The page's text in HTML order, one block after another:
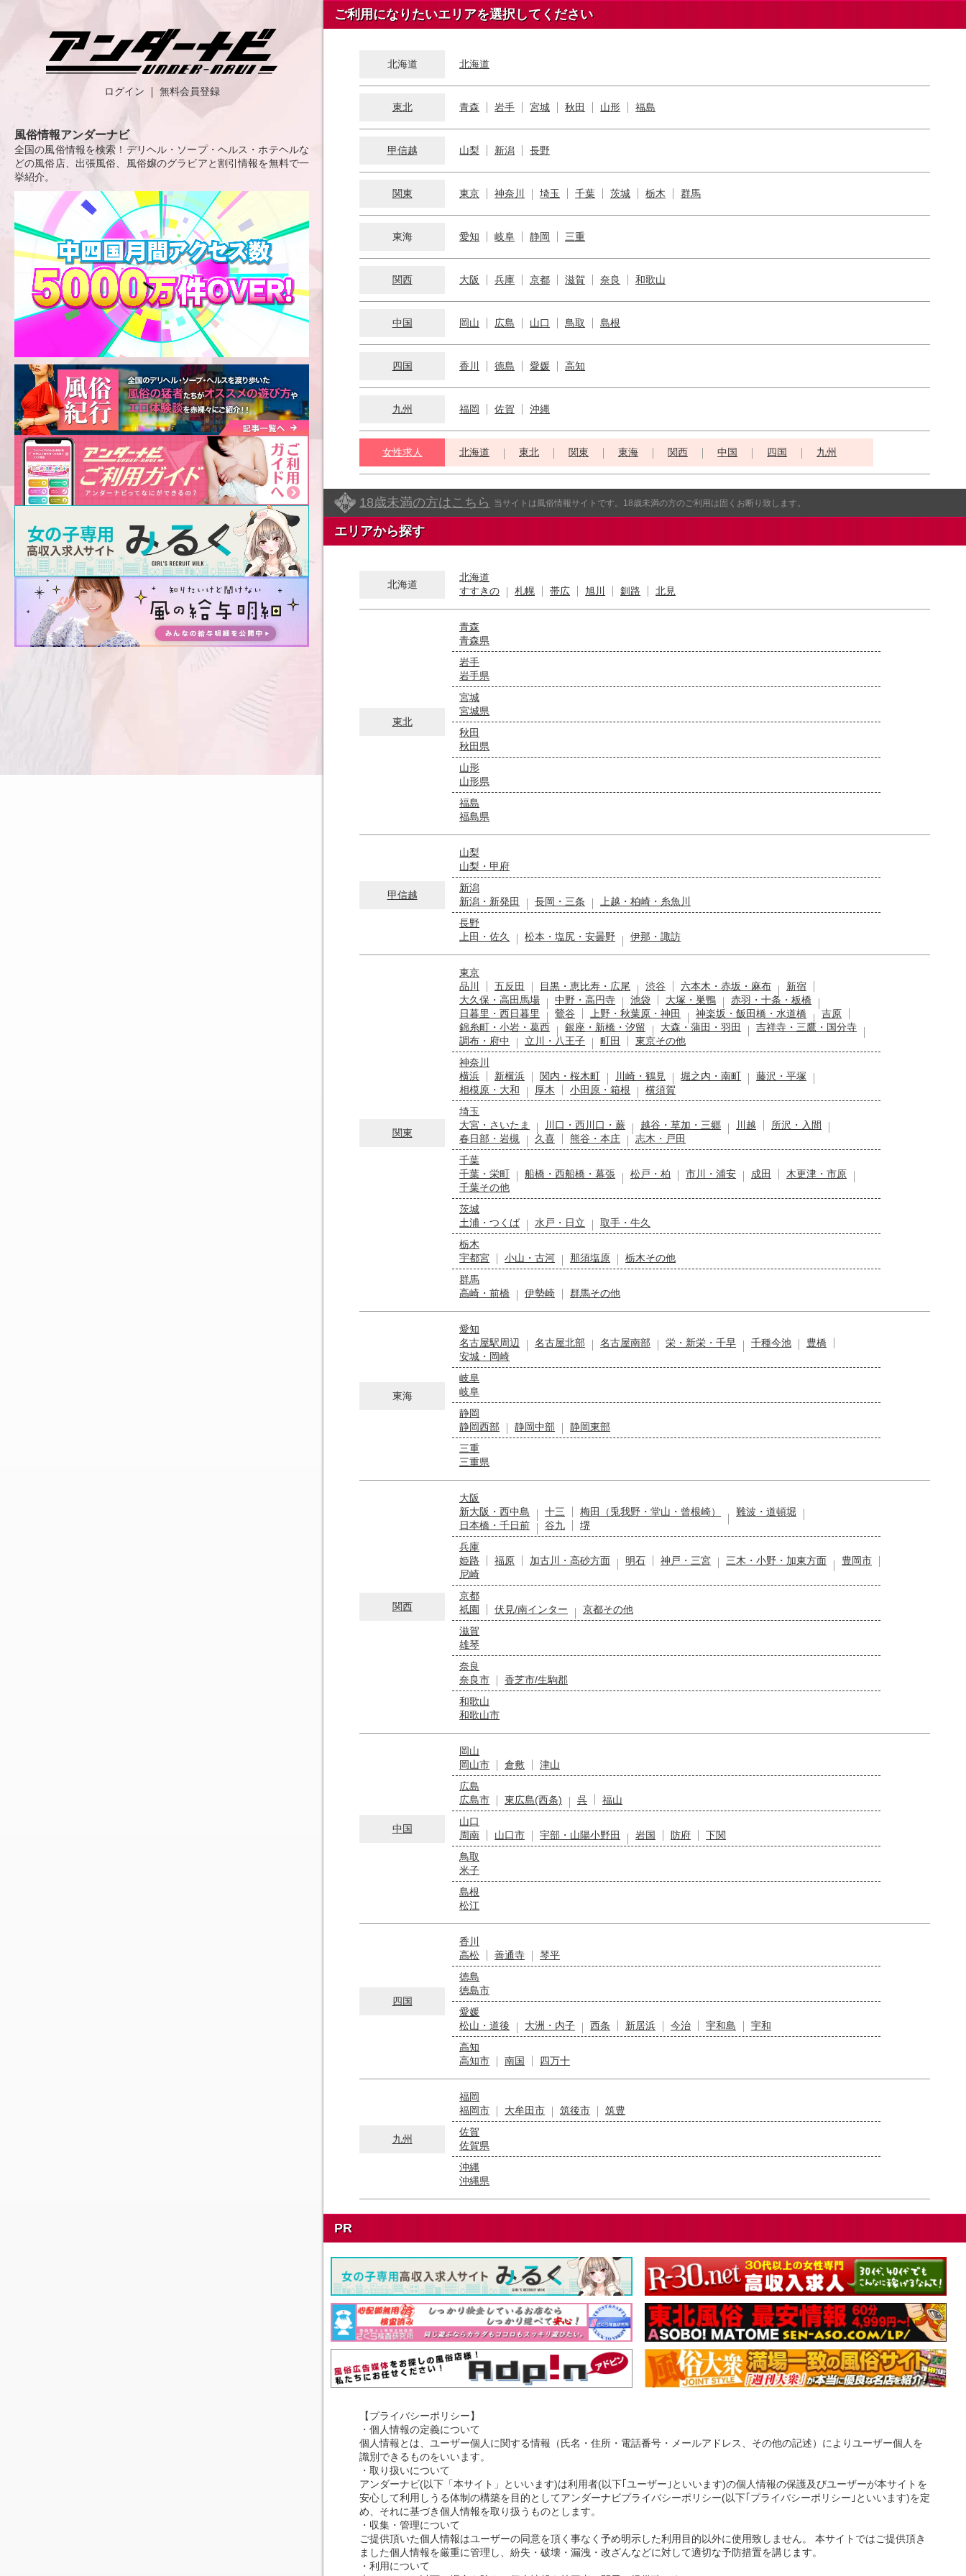
ログイン 無料会員登録
風俗情報アンダーナビ
全国の風俗情報を検索！デリヘル・ソープ・ヘルス・ホテヘルな
どの風俗店、出張風俗、風俗嬢のグラビアと割引情報を無料で一
挙紹介。
ご利用になりたいエリアを選択してください
北海道 北海道
東北 青森 岩手 宮城 秋田 山形 福島
甲信越 山梨 新潟 長野
関東 東京 神奈川 埼玉 千葉 茨城 栃木 群馬
東海 愛知 岐阜 静岡 三重
関西 大阪 兵庫 京都 滋賀 奈良 和歌山
中国 岡山 広島 山口 鳥取 島根
四国 香川 徳島 愛媛 高知
九州 福岡 佐賀 沖縄
女性求人 北海道 東北 関東 東海 関西 中国 四国 九州
18歳未満の方はこちら 当サイトは風俗情報サイトです。18歳未満の方のご利用は固くお断り致します。
エリアから探す
北海道
北海道
すすきの
札幌 帯広 旭川 釧路 北見
東北
青森
青森県
岩手
岩手県
宮城
宮城県
秋田
秋田県
山形
山形県
福島
福島県
甲信越
山梨
山梨・甲府
新潟
新潟・新発田
長岡・三条
上越・柏崎・糸魚川
長野
上田・佐久
松本・塩尻・安曇野 伊那・諏訪
関東
東京
品川
五反田 目黒・恵比寿・広尾 渋谷 六本木・赤坂・麻布
新宿
大久保・高田馬場
中野・高円寺 池袋 大塚・巣鴨
赤羽・十条・板橋
日暮里・西日暮里
鶯谷 上野・秋葉原・神田 神楽坂・飯田橋・水道橋
吉原
錦糸町・小岩・葛西
銀座・新橋・汐留 大森・蒲田・羽田
吉祥寺・三鷹・国分寺
調布・府中
立川・八王子 町田
東京その他
神奈川
横浜
新横浜 関内・桜木町 川崎・鶴見 堀之内・南町
藤沢・平塚
相模原・大和
厚木 小田原・箱根
横須賀
埼玉
大宮・さいたま
川口・西川口・蕨 越谷・草加・三郷 川越
所沢・入間
春日部・岩槻
久喜 熊谷・本庄
志木・戸田
千葉
千葉・栄町
船橋・西船橋・幕張 松戸・柏 市川・浦安 成田
木更津・市原
千葉その他
茨城
土浦・つくば
水戸・日立
取手・牛久
栃木
宇都宮
小山・古河 那須塩原
栃木その他
群馬
高崎・前橋
伊勢崎 群馬その他
東海
愛知
名古屋駅周辺
名古屋北部 名古屋南部 栄・新栄・千早 千種今池
豊橋
安城・岡崎
岐阜
岐阜
静岡
静岡西部
静岡中部
静岡東部
三重
三重県
関西
大阪
新大阪・西中島
十三 梅田（兎我野・堂山・曾根崎）
難波・道頓堀
日本橋・千日前
谷九
堺
兵庫
姫路
福原 加古川・高砂方面 明石 神戸・三宮 三木・小野・加東方面
豊岡市
尼崎
京都
祇園
伏見/南インター
京都その他
滋賀
雄琴
奈良
奈良市
香芝市/生駒郡
和歌山
和歌山市
中国
岡山
岡山市
倉敷
津山
広島
広島市
東広島(西条) 呉
福山
山口
周南
山口市 宇部・山陽小野田 岩国 防府
下関
鳥取
米子
島根
松江
四国
香川
高松
善通寺
琴平
徳島
徳島市
愛媛
松山・道後
大洲・内子 西条 新居浜 今治 宇和島
宇和
高知
高知市
南国 四万十
九州
福岡
福岡市
大牟田市 筑後市
筑豊
佐賀
佐賀県
沖縄
沖縄県
PR
【プライバシーポリシー】
・個人情報の定義について
個人情報とは、ユーザー個人に関する情報（氏名・住所・電話番号・メールアドレス、その他の記述）によりユーザー個人を
識別できるものをいいます。
・取り扱いについて
アンダーナビ(以下「本サイト」といいます)は利用者(以下｢ユーザー｣といいます)の個人情報の保護及びユーザーが本サイトを
安心して利用しうる体制の構築を目的としてアンダーナビプライバシーポリシー(以下｢プライバシーポリシー｣といいます)を定
め、それに基づき個人情報を取り扱うものとします。
・収集・管理について
ご提供頂いた個人情報はユーザーの同意を頂く事なく予め明示した利用目的以外に使用致しません。 本サイトではご提供頂き
ました個人情報を厳重に管理し、紛失・破壊・漏洩・改ざんなどに対して適切な予防措置を講じます。
・利用について